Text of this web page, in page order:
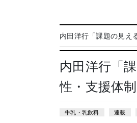
内田洋行「課題の見え
内田洋行「
性・支援体
牛乳・乳飲料 連載